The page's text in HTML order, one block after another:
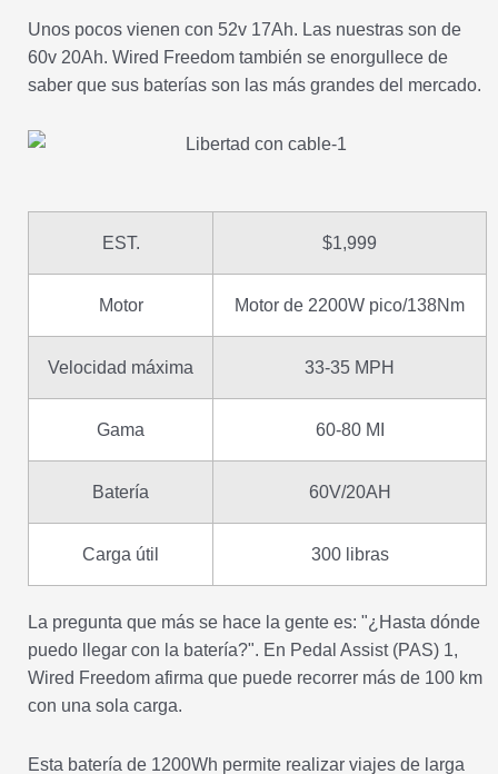
Unos pocos vienen con 52v 17Ah. Las nuestras son de
60v 20Ah. Wired Freedom también se enorgullece de
saber que sus baterías son las más grandes del mercado.
EST. $1,999
Motor Motor de 2200W pico/138Nm
Velocidad máxima 33-35 MPH
Gama 60-80 MI
Batería 60V/20AH
Carga útil 300 libras
La pregunta que más se hace la gente es: "¿Hasta dónde
puedo llegar con la batería?". En Pedal Assist (PAS) 1,
Wired Freedom afirma que puede recorrer más de 100 km
con una sola carga.
Esta batería de 1200Wh permite realizar viajes de larga